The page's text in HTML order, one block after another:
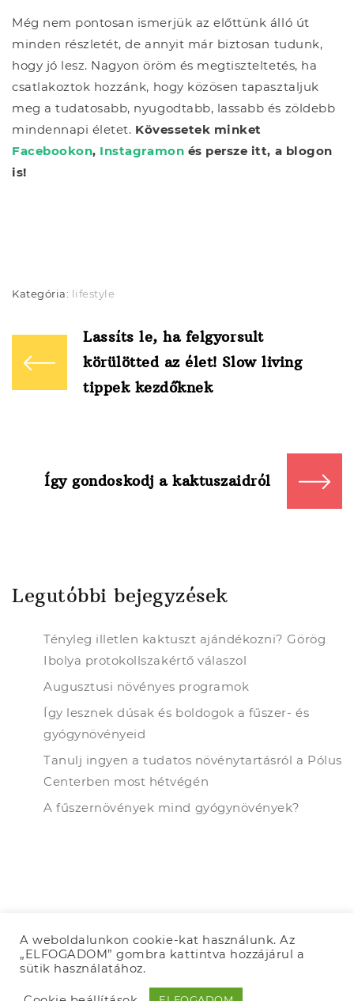
Még nem pontosan ismerjük az előttünk álló út
minden részletét, de annyit már biztosan tudunk,
hogy jó lesz. Nagyon öröm és megtiszteltetés, ha
csatlakoztok hozzánk, hogy közösen tapasztaljuk
meg a tudatosabb, nyugodtabb, lassabb és zöldebb
mindennapi életet. Kövessetek minket
Facebookon, Instagramon és persze itt, a blogon
is!
Kategória: lifestyle
navigáció
Lassíts le, ha felgyorsult
körülötted az élet! Slow living
tippek kezdőknek
Így gondoskodj a kaktuszaidról
Legutóbbi bejegyzések
Tényleg illetlen kaktuszt ajándékozni? Görög
Ibolya protokollszakértő válaszol
Augusztusi növényes programok
Így lesznek dúsak és boldogok a fűszer- és
gyógynövényeid
Tanulj ingyen a tudatos növénytartásról a Pólus
Centerben most hétvégén
A fűszernövények mind gyógynövények?
© 2026 Urban Jungle Budapest. Minden jog fenntartva.
A weboldalunkon cookie-kat használunk. Az
„ELFOGADOM” gombra kattintva hozzájárul a
sütik használatához.